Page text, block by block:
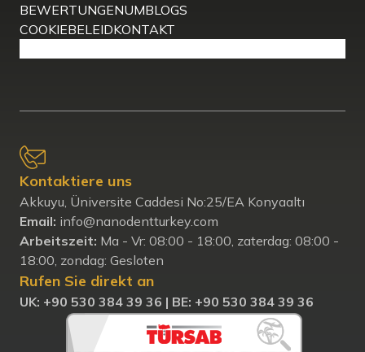
BEWERTUNGENUMBLOGS
COOKIEBELEIDKONTAKT
Kontaktiere uns
Akkuyu, Üniversite Caddesi No:25/EA Konyaaltı
Email: info@nanodentturkey.com
Arbeitszeit: Ma - Vr: 08:00 - 18:00, zaterdag: 08:00 -
18:00, zondag: Gesloten
Rufen Sie direkt an
UK: +90 530 384 39 36 | BE: +90 530 384 39 36